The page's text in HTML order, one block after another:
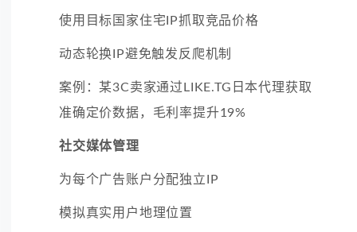
使用目标国家住宅IP抓取竞品价格
动态轮换IP避免触发反爬机制
案例：某3C卖家通过LIKE.TG日本代理获取
准确定价数据，毛利率提升19%
社交媒体管理
为每个广告账户分配独立IP
模拟真实用户地理位置